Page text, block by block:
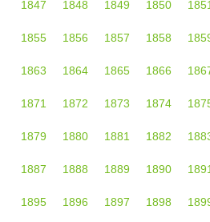
1847 1848 1849 1850 1851
1855 1856 1857 1858
1863 1864 1865 1866
1871 1872 1873 1874
1879 1880 1881 1882
1887 1888 1889 1890 1891
1895 1896 1897 1898